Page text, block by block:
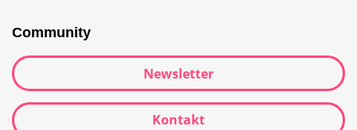
Community
Newsletter
Kontakt